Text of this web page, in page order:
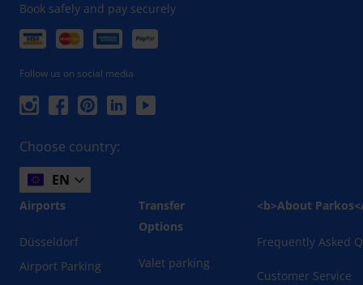
Book safely and pay securely
Follow us on social media
Choose country:
EN
Airports
Düsseldorf
Airport Parking
Transfer
Options
Valet parking
<b>About
Frequently Asked
Customer Service